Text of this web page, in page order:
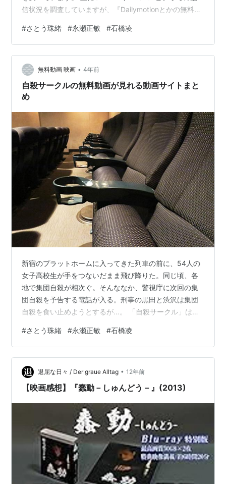
信状況を調査していますが、『Dailymotionとかの無料サ
と･･･』という方向けに、無料動画サイトのリンクも載せ
ています。動画があったとしても違法アップロードされ
た動画ばかりだと思いますが、気にしない人は無料動画
サイトでも動画を探してみてください。1.「自殺サーク
ル」を無料サイトで探す無料サイトで探す場合は以下の
リンクから。…
#さとう珠緒 #永瀬正敏 #石橋凌
無料動画 映画 • 4年前
自殺サークルの無料動画が見れる動画サイトまと
め
新宿のプラットホームに入ってきた列車の前に、54人の
女子高校生が手をつないだまま飛び降りた。同じ頃、各
地で集団自殺が相次ぐ。そんななか、警視庁に次回の集
団自殺を予告する電話が入る。刑事の黒田と渋沢は集団
自殺を食い止めようとするが…。 「自殺サークル」は
「自殺サークル」が無料で見れる動画サイトをまとめて
います。 一応、記事の最後に無料サイトへのリンクもま
とめてますけど動画はほぼ確実に見つからないと思いま
す。昔よりも違法アップロード動画の取り締まりがずっ
と厳しくなってますからね。※私は時間をムダにするのが
#さとう珠緒 #永瀬正敏 #石橋凌
退屈な日々 / Der graue Alltag • 12年前
【映画感想】『蠢動－しゅんどう－』(2013)